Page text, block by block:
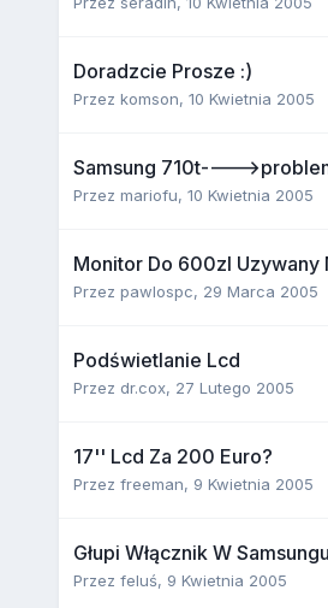
Doradzcie Prosze :)
Przez komson, 10 Kwietnia 2005
Samsung 710t----
Przez mariofu, 10 Kwietnia 2005
Monitor Do 600zl Uzywany
Przez pawlospc, 29 Marca 2005
Podświetlanie Lcd
Przez dr.cox, 27 Lutego 2005
17'' Lcd Za 200 Euro?
Przez freeman, 9 Kwietnia 2005
Głupi Włącznik W
Przez feluś, 9 Kwietnia 2005